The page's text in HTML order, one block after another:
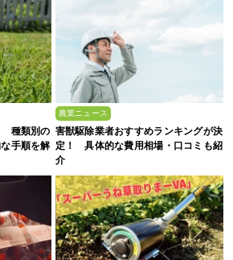
種類別の
手順を解
農業ニュース
害獣駆除業者おすすめランキングが決
定！ 具体的な費用相場・口コミも紹
介